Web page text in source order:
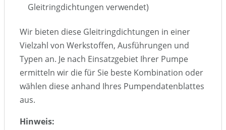
Gleitringdichtungen verwendet)
Wir bieten diese Gleitringdichtungen in einer
Vielzahl von Werkstoffen, Ausführungen und
Typen an. Je nach Einsatzgebiet Ihrer Pumpe
ermitteln wir die für Sie beste Kombination oder
wählen diese anhand Ihres Pumpendatenblattes
aus.
Hinweis: